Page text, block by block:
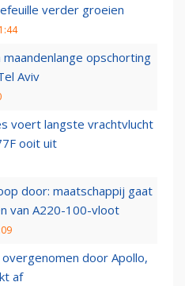
verder groeien
maandenlange opschorting
Aviv
voert langste vrachtvlucht
ooit uit
door: maatschappij gaat
van A220-100-vloot
door Apollo,
af